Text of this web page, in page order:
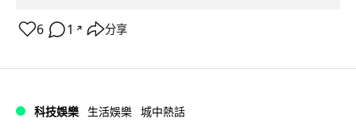
6 1 ↗ 分享
科技娛樂 生活娛樂 城中熱話